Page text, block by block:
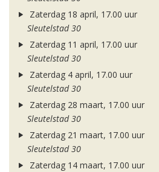
Zaterdag 18 april, 17.00 uur
Sleutelstad 30
Zaterdag 11 april, 17.00 uur
Sleutelstad 30
Zaterdag 4 april, 17.00 uur
Sleutelstad 30
Zaterdag 28 maart, 17.00 uur
Sleutelstad 30
Zaterdag 21 maart, 17.00 uur
Sleutelstad 30
Zaterdag 14 maart, 17.00 uur